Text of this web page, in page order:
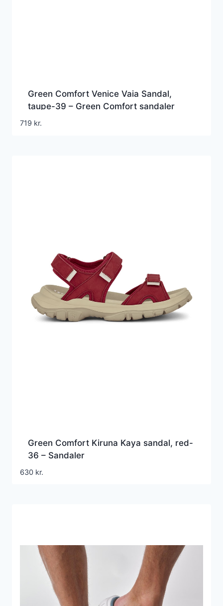
Green Comfort Venice Vaia Sandal,
taupe-39 – Green Comfort sandaler
719 kr.
Green Comfort Kiruna Kaya sandal, red-
36 – Sandaler
630 kr.